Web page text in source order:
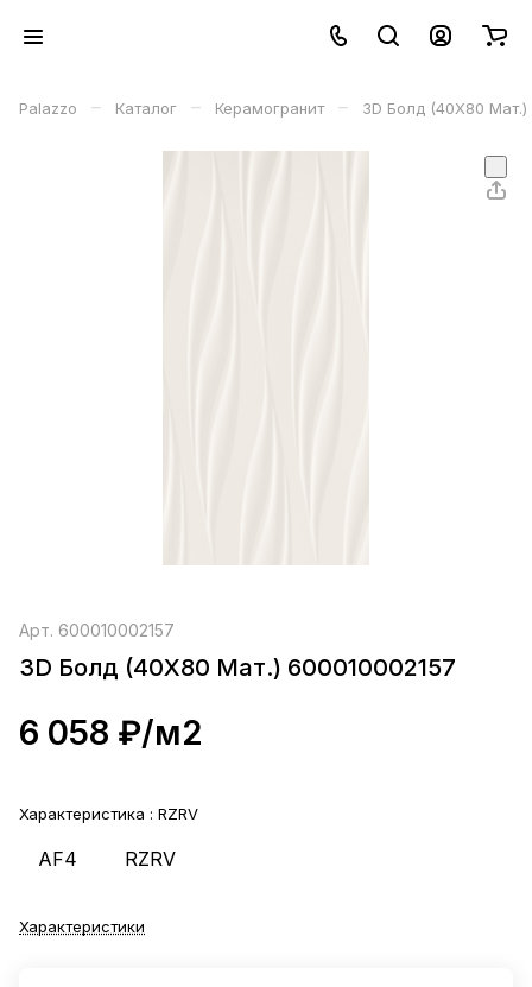
Palazzo – Каталог – Керамогранит – 3D Болд (40X80 Мат.)
Арт. 600010002157
3D Болд (40X80 Мат.) 600010002157
6 058 ₽/м2
Характеристика : RZRV
AF4 RZRV
Характеристики